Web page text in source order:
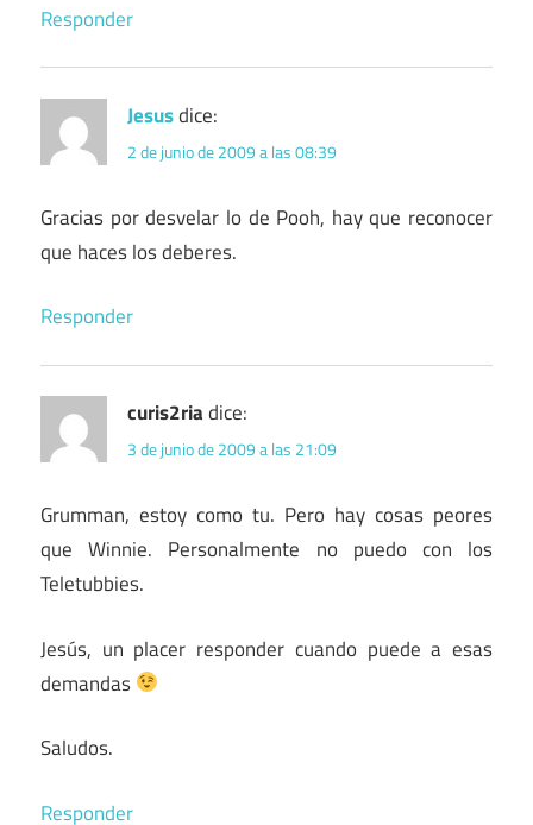
Responder
Jesusdice:
2 de junio de 2009 a las 08:39
Gracias por desvelar lo de Pooh, hay que reconocer
que haces los deberes.
Responder
curis2riadice:
3 de junio de 2009 a las 21:09
Grumman, estoy como tu. Pero hay cosas peores
que Winnie. Personalmente no puedo con los
Teletubbies.
Jesús, un placer responder cuando puede a esas
demandas
Saludos.
Responder